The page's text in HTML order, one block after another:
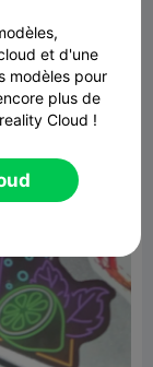
et d'une
modèles pour
plus de
Cloud !